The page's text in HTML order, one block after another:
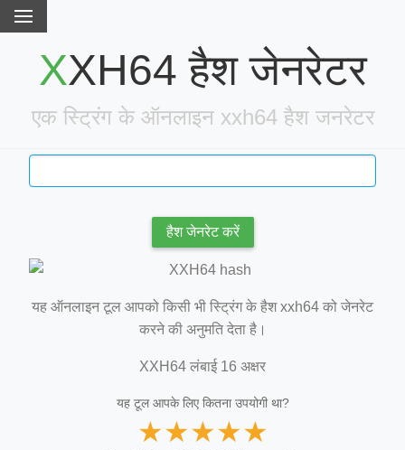
XXH64 हैश जेनरेटर
एक स्ट्रिंग के ऑनलाइन xxh64 हैश जनरेटर
हैश जेनरेट करें
यह ऑनलाइन टूल आपको किसी भी स्ट्रिंग के हैश xxh64 को जेनरेट
करने की अनुमति देता है।
XXH64 लंबाई 16 अक्षर
यह टूल आपके लिए कितना उपयोगी था?
★★★★★